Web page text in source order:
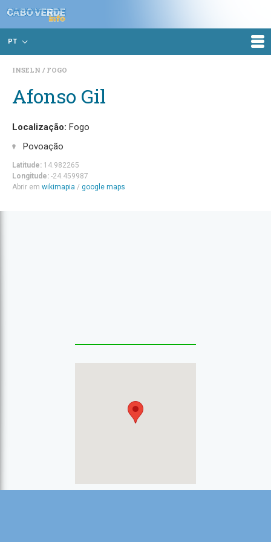
PT
INSELN FOGO
Afonso Gil
Localização: Fogo
Povoação
Latitude: 14.982265
Longitude: -24.459987
Abrir em wikimapia / google maps